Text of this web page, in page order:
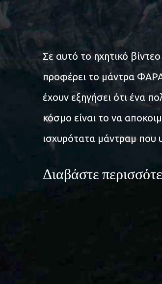
Σε αυτό το ηχητικό
προφέρει το μάντρα
έχουν εξηγήσει ότι ένα
κόσμο είναι το να
ισχυρότατα μάντραμ
Διαβάστε